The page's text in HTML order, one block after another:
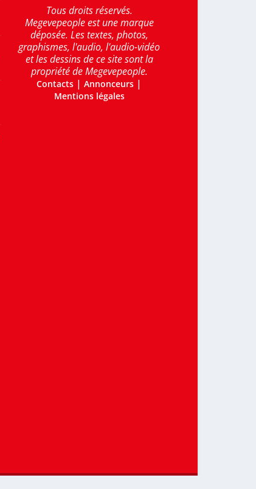
Tous droits réservés.
Megevepeople est une marque
déposée. Les textes, photos,
graphismes, l'audio, l'audio-vidéo
et les dessins de ce site sont la
propriété de Megevepeople.
Contacts |Annonceurs |
Mentions légales